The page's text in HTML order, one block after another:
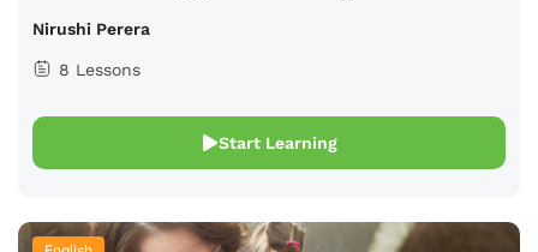
Nirushi Perera
8 Lessons
Start Learning